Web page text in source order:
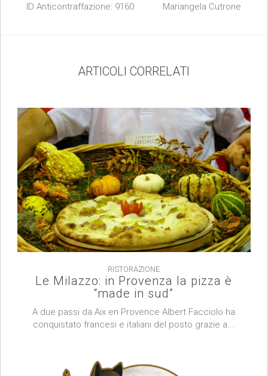
ID Anticontraffazione: 9160 Mariangela Cutrone
ARTICOLI CORRELATI
RISTORAZIONE
Le Milazzo: in Provenza la pizza è
“made in sud”
A due passi da Aix en Provence Albert Facciolo ha
conquistato francesi e italiani del posto grazie a...